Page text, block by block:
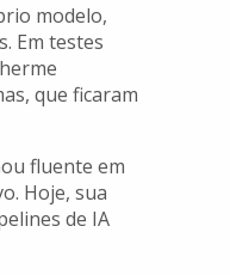
modelo,
Em testes
que ficaram
fluente em
Hoje, sua
de IA